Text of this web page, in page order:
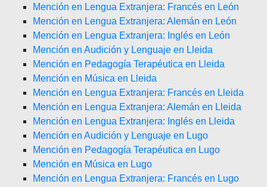
Mención en Lengua Extranjera: Francés en León
Mención en Lengua Extranjera: Alemán en León
Mención en Lengua Extranjera: Inglés en León
Mención en Audición y Lenguaje en Lleida
Mención en Pedagogía Terapéutica en Lleida
Mención en Música en Lleida
Mención en Lengua Extranjera: Francés en Lleida
Mención en Lengua Extranjera: Alemán en Lleida
Mención en Lengua Extranjera: Inglés en Lleida
Mención en Audición y Lenguaje en Lugo
Mención en Pedagogía Terapéutica en Lugo
Mención en Música en Lugo
Mención en Lengua Extranjera: Francés en Lugo